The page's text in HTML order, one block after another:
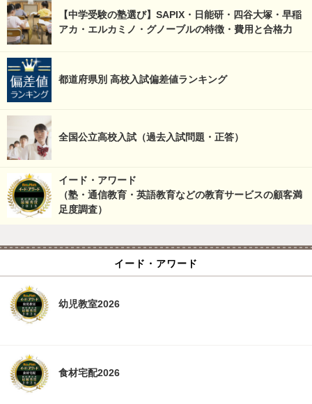
【中学受験の塾選び】SAPIX・日能研・四谷大塚・早稲
アカ・エルカミノ・グノーブルの特徴・費用と合格力
都道府県別 高校入試偏差値ランキング
全国公立高校入試（過去入試問題・正答）
イード・アワード
（塾・通信教育・英語教育などの教育サービスの顧客満
足度調査）
イード・アワード
幼児教室2026
食材宅配2026